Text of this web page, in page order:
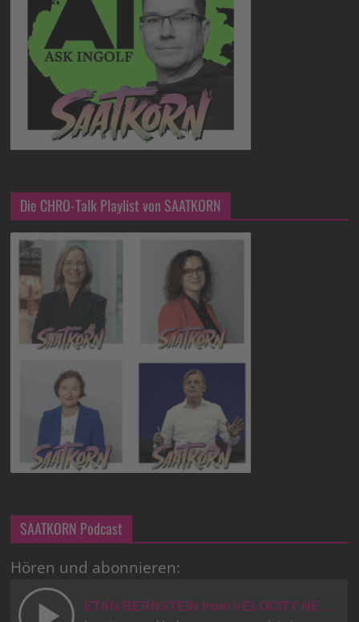
Die CHRO-Talk Playlist von SAATKORN
SAATKORN Podcast
Hören und abonnieren: